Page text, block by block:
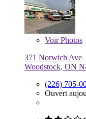
VoirPhotos
371 Norwich Ave
Woodstock, ON
(226) 705-
Ouvert